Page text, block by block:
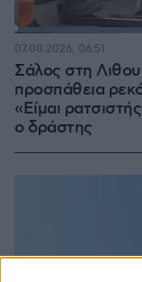
Σάλος στη
προσπάθεια
«Είμαι
ο δράστης
07.08.2026, 06:51